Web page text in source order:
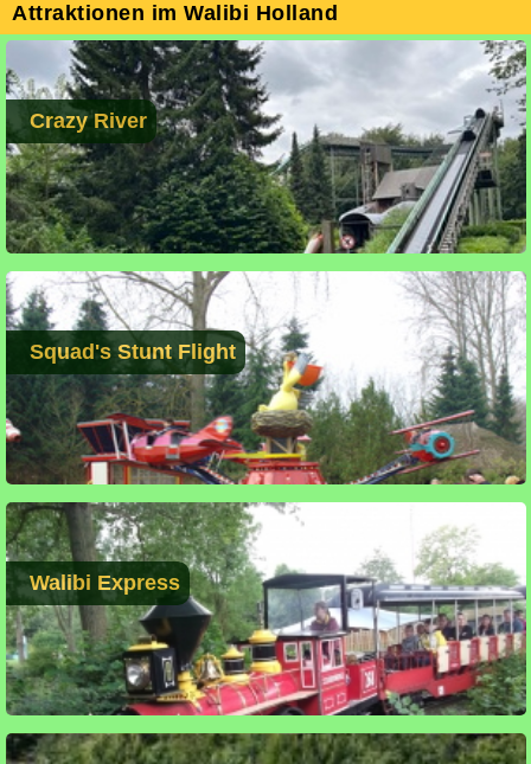
Attraktionen im Walibi Holland
Crazy River
Squad's Stunt Flight
Walibi Express